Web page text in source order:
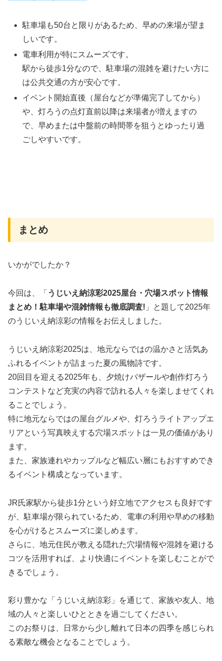
駐車場も50台と限りがあるため、早めの来場が望ま
しいです。
電車利用が特にスムーズです。
駅から徒歩1分なので、駐車場の混雑を避けたい方に
は公共交通の方が安心です。
イベント開始直後（屋台などが準備完了してから）
や、灯ろうの点灯直前以降は来場者が増えますの
で、早めまたは中盤前の時間帯を狙うとゆったり過
ごしやすいです。
まとめ
いかがでしたか？
今回は、「 うじいえ納涼彩2025屋台・穴場スポット情報
まとめ！駐車場や混雑情報も徹底調査! 」と題して2025年
のうじいえ納涼彩の情報をお伝えしました。
うじいえ納涼彩2025は、地元ならではの温かさと活気あ
ふれるイベントが詰まった夏の風物詩です。
20回目を迎える2025年も、夕焼けバザールや創作灯ろう
コンテストなど充実の内容で訪れる人々を楽しませてくれ
ることでしょう。
特に地元ならではの屋台グルメや、灯ろうライトアップエ
リアという写真映えする穴場スポットは一見の価値があり
ます。
また、家族連れやカップルなど幅広い層にもおすすめでき
るイベント構成となっています。
JR氏家駅から徒歩1分という好立地でアクセスも良好です
が、駐車場が限られているため、電車の利用や早めの移動
を心がけるとスムーズに楽しめます。
さらに、地元住民が教える隠れた穴場情報や混雑を避ける
コツを活用すれば、より快適にイベントを楽しむことがで
きるでしょう。
彩り豊かな「うじいえ納涼彩」を通じて、家族や友人、地
域の人々と楽しいひとときを過ごしてください。
このお祭りは、日常から少し離れて日本の四季を感じられ
る素敵な機会となることでしょう。